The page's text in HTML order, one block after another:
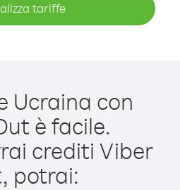
tariffe
Ucraina con
è facile.
crediti Viber
potrai: